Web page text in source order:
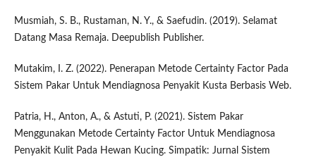
Musmiah, S. B., Rustaman, N. Y., & Saefudin. (2019). Selamat
Datang Masa Remaja. Deepublish Publisher.
Mutakim, I. Z. (2022). Penerapan Metode Certainty Factor Pada
Sistem Pakar Untuk Mendiagnosa Penyakit Kusta Berbasis Web.
Patria, H., Anton, A., & Astuti, P. (2021). Sistem Pakar
Menggunakan Metode Certainty Factor Untuk Mendiagnosa
Penyakit Kulit Pada Hewan Kucing. Simpatik: Jurnal Sistem